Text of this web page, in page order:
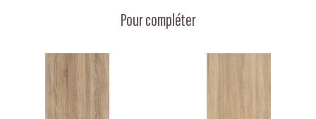
Pour compléter